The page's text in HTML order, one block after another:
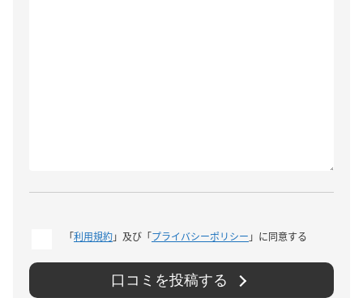
「利用規約」及び「プライバシーポリシー 」に同意する
口コミを投稿する